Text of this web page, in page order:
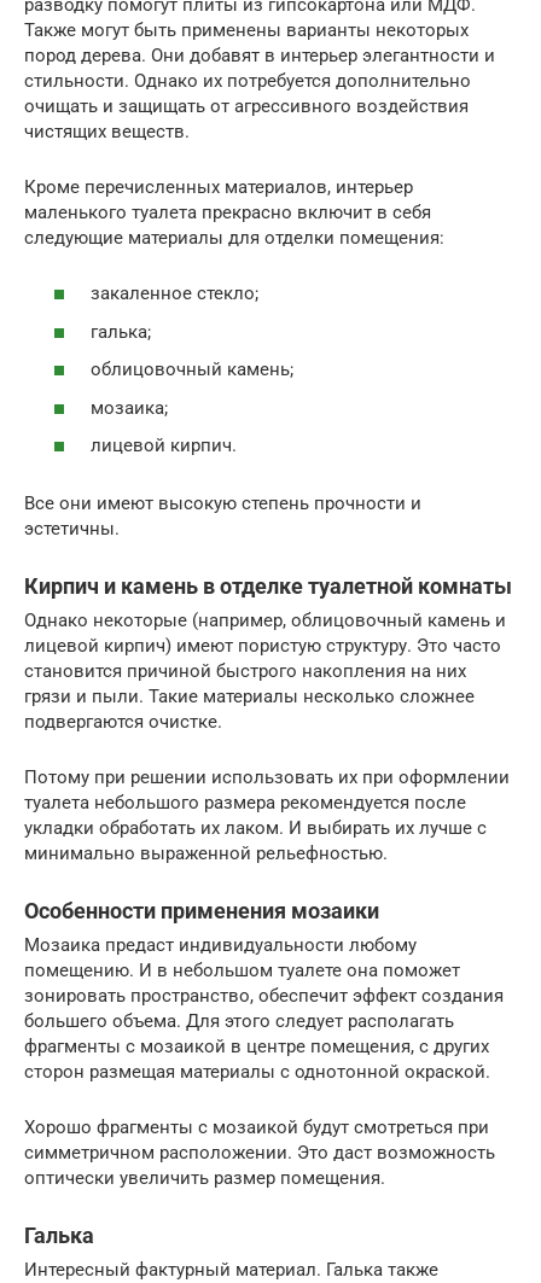
разводку помогут плиты из гипсокартона или МДФ.
Также могут быть применены варианты некоторых
пород дерева. Они добавят в интерьер элегантности и
стильности. Однако их потребуется дополнительно
очищать и защищать от агрессивного воздействия
чистящих веществ.
Кроме перечисленных материалов, интерьер
маленького туалета прекрасно включит в себя
следующие материалы для отделки помещения:
закаленное стекло;
галька;
облицовочный камень;
мозаика;
лицевой кирпич.
Все они имеют высокую степень прочности и
эстетичны.
Кирпич и камень в отделке туалетной комнаты
Однако некоторые (например, облицовочный камень и
лицевой кирпич) имеют пористую структуру. Это часто
становится причиной быстрого накопления на них
грязи и пыли. Такие материалы несколько сложнее
подвергаются очистке.
Потому при решении использовать их при оформлении
туалета небольшого размера рекомендуется после
укладки обработать их лаком. И выбирать их лучше с
минимально выраженной рельефностью.
Особенности применения мозаики
Мозаика предаст индивидуальности любому
помещению. И в небольшом туалете она поможет
зонировать пространство, обеспечит эффект создания
большего объема. Для этого следует располагать
фрагменты с мозаикой в центре помещения, с других
сторон размещая материалы с однотонной окраской.
Хорошо фрагменты с мозаикой будут смотреться при
симметричном расположении. Это даст возможность
оптически увеличить размер помещения.
Галька
Интересный фактурный материал. Галька также